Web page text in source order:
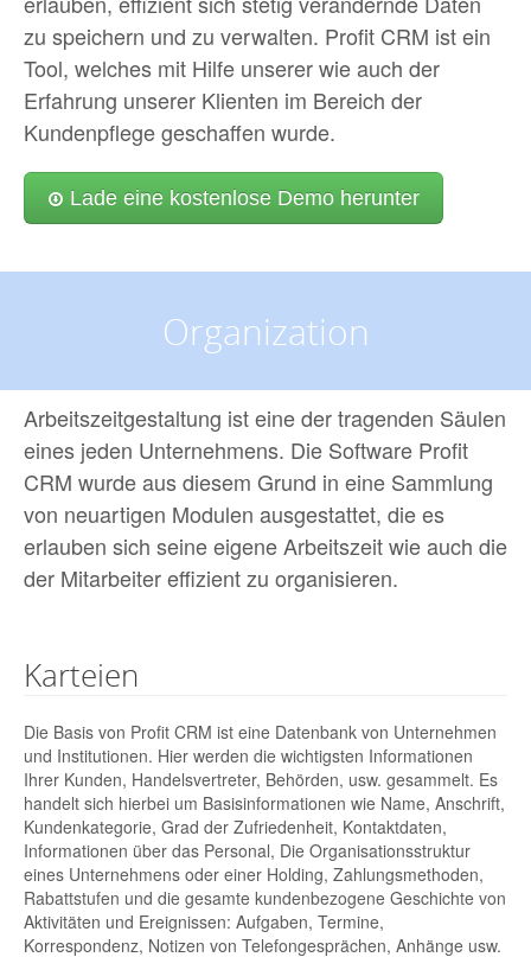
zu speichern und zu verwalten. Profit CRM ist ein
Tool, welches mit Hilfe unserer wie auch der
Erfahrung unserer Klienten im Bereich der
Kundenpflege geschaffen wurde.
Lade eine kostenlose Demo herunter
Organization
Arbeitszeitgestaltung ist eine der tragenden Säulen
eines jeden Unternehmens. Die Software Profit
CRM wurde aus diesem Grund in eine Sammlung
von neuartigen Modulen ausgestattet, die es
erlauben sich seine eigene Arbeitszeit wie auch die
der Mitarbeiter effizient zu organisieren.
Karteien
Die Basis von Profit CRM ist eine Datenbank von Unternehmen
und Institutionen. Hier werden die wichtigsten Informationen
Ihrer Kunden, Handelsvertreter, Behörden, usw. gesammelt. Es
handelt sich hierbei um Basisinformationen wie Name, Anschrift,
Kundenkategorie, Grad der Zufriedenheit, Kontaktdaten,
Informationen über das Personal, Die Organisationsstruktur
eines Unternehmens oder einer Holding, Zahlungsmethoden,
Rabattstufen und die gesamte kundenbezogene Geschichte von
Aktivitäten und Ereignissen: Aufgaben, Termine,
Korrespondenz, Notizen von Telefongesprächen, Anhänge usw.